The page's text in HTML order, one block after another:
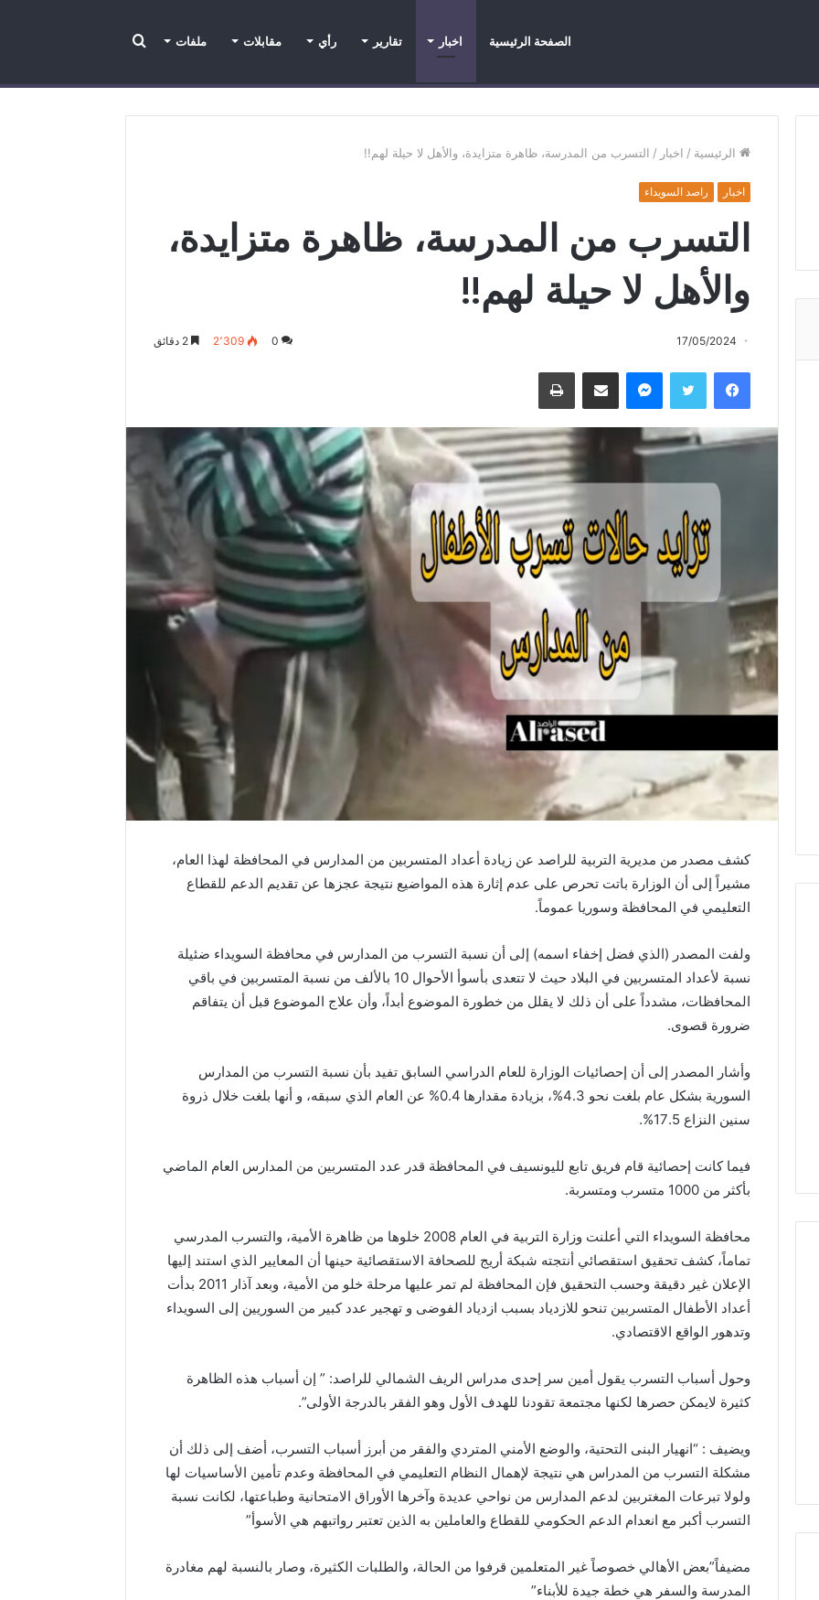
الصفحة الرئيسية اخبار تقارير رأي مقابلات
ملفات
الرئيسية / اخبار / التسرب من المدرسة، ظاهرة متزايدة، والأهل لا حيلة لهم!!
اخبار راصد السويداء
التسرب من المدرسة، ظاهرة متزايدة،
والأهل لا حيلة لهم!!
17/05/2024
0 2٬309
كشف مصدر من مديرية التربية للراصد عن زيادة أعداد المتسربين من المدارس في المحافظة لهذا العام،
مشيراً إلى أن الوزارة باتت تحرص على عدم إثارة هذه المواضيع نتيجة عجزها عن تقديم الدعم للقطاع
التعليمي في المحافظة وسوريا عموماً.
ولفت المصدر (الذي فضل إخفاء اسمه) إلى أن نسبة التسرب من المدارس في محافظة السويداء ضئيلة
نسبة لأعداد المتسربين في البلاد حيث لا تتعدى بأسوأ الأحوال 10 بالألف من نسبة المتسربين في باقي
المحافظات، مشدداً على أن ذلك لا يقلل من خطورة الموضوع أبداً، وأن علاج الموضوع قبل أن يتفاقم
ضرورة قصوى.
وأشار المصدر إلى أن إحصائيات الوزارة للعام الدراسي السابق تفيد بأن نسبة التسرب من المدارس
السورية بشكل عام بلغت نحو 4.3%، بزيادة مقدارها 0.4% عن العام الذي سبقه، و أنها بلغت خلال ذروة
سنين النزاع 17.5%.
فيما كانت إحصائية قام فريق تابع لليونسيف في المحافظة قدر عدد المتسربين من المدارس العام الماضي
بأكثر من 1000 متسرب ومتسربة.
محافظة السويداء التي أعلنت وزارة التربية في العام 2008 خلوها من ظاهرة الأمية، والتسرب المدرسي
تماماً، كشف تحقيق استقصائي أنتجته شبكة أريج للصحافة الاستقصائية حينها أن المعايير الذي استند إليها
الإعلان غير دقيقة وحسب التحقيق فإن المحافظة لم تمر عليها مرحلة خلو من الأمية، وبعد آذار 2011 بدأت
أعداد الأطفال المتسربين تنحو للازدياد بسبب ازدياد الفوضى و تهجير عدد كبير من السوريين إلى السويداء
وتدهور الواقع الاقتصادي.
وحول أسباب التسرب يقول أمين سر إحدى مدراس الريف الشمالي للراصد: ” إن أسباب هذه الظاهرة
كثيرة لايمكن حصرها لكنها مجتمعة تقودنا للهدف الأول وهو الفقر بالدرجة الأولى”.
ويضيف : “انهيار البنى التحتية، والوضع الأمني المتردي والفقر من أبرز أسباب التسرب، أضف إلى ذلك أن
مشكلة التسرب من المدراس هي نتيجة لإهمال النظام التعليمي في المحافظة وعدم تأمين الأساسيات لها
ولولا تبرعات المغتربين لدعم المدارس من نواحي عديدة وآخرها الأوراق الامتحانية وطباعتها، لكانت نسبة
التسرب أكبر مع انعدام الدعم الحكومي للقطاع والعاملين به الذين تعتبر رواتبهم هي الأسوأ”
مضيفاً”بعض الأهالي خصوصاً غير المتعلمين قرفوا من الحالة، والطلبات الكثيرة، وصار بالنسبة لهم مغادرة
المدرسة والسفر هي خطة جيدة للأبناء”
من عتيل .. تكريم يوثق إرث عالم
27/06/2026
السويداء على موعد مع موسم قمح